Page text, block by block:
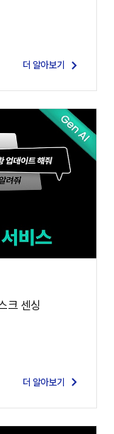
더 알아보기
크 센싱
더 알아보기